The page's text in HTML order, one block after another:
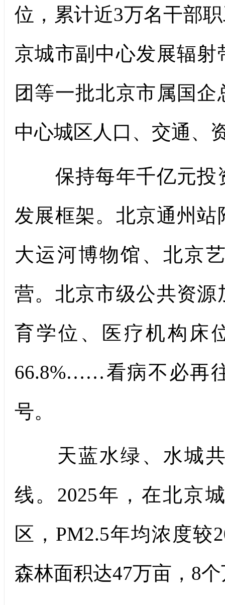
位，累计近3万名干部
京城市副中心发展辐
团等一批北京市属国
中心城区人口、交通、
保持每年千亿元投
发展框架。北京通州
大运河博物馆、北京
营。北京市级公共资
育学位、医疗机构床
66.8%……看病不必再
号。
天蓝水绿、水城共
线。2025年，在北京
区，PM2.5年均浓度较
森林面积达47万亩，8